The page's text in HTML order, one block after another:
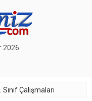
2026
Sınıf Çalışmaları